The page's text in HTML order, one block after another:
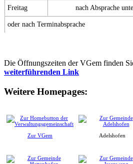
Freitag nach Absprache
oder nach Terminabsprache
Die Öffnungszeiten der VGem finden
weiterführenden Link
Weitere Homepages:
Zur VGem Adelshofen